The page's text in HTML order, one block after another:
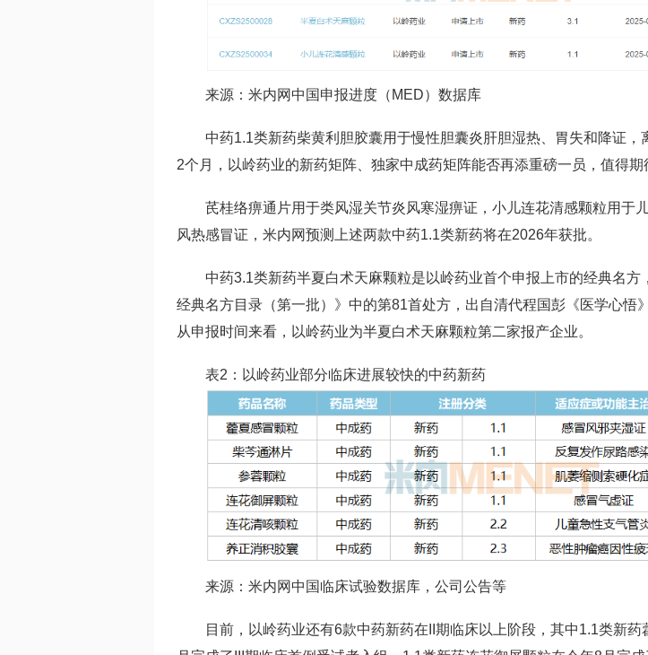
来源：米内网中国申报进度（MED）数据库
中药1.1类新药柴黄利胆胶囊用于慢性胆囊炎肝胆湿热、胃失和降证，
2个月，以岭药业的新药矩阵、独家中成药矩阵能否再添重磅一员，值得期
芪桂络痹通片用于类风湿关节炎风寒湿痹证，小儿连花清感颗粒用于
风热感冒证，米内网预测上述两款中药1.1类新药将在2026年获批。
中药3.1类新药半夏白术天麻颗粒是以岭药业首个申报上市的经典名方
经典名方目录（第一批）》中的第81首处方，出自清代程国彭《医学心悟
从申报时间来看，以岭药业为半夏白术天麻颗粒第二家报产企业。
表2：以岭药业部分临床进展较快的中药新药
来源：米内网中国临床试验数据库，公司公告等
目前，以岭药业还有6款中药新药在II期临床以上阶段，其中1.1类新